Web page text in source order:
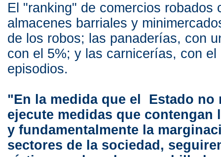
El "ranking" de comercios robados
almacenes barriales y
de los robos; las panaderías, con
con el 5%; y las carnicerías, con el
episodios.
"En la medida que el Estado no
ejecute medidas que contengan
y fundamentalmente la
sectores de la sociedad,